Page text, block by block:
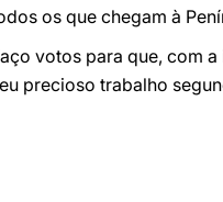
os que chegam à
votos para que, com
precioso trabalho